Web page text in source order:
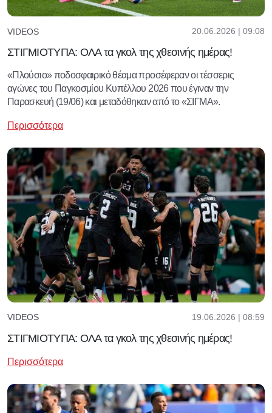
VIDEOS 20.06.2026 | 09:08
ΣΤΙΓΜΙΟΤΥΠΑ: ΟΛΑ τα γκολ της χθεσινής ημέρας!
«Πλούσιο» ποδοσφαιρικό θέαμα προσέφεραν οι τέσσερις
αγώνες του Παγκοσμίου Κυπέλλου 2026 που έγιναν την
Παρασκευή (19/06) και μεταδόθηκαν από το «ΣΙΓΜΑ».
Περισσότερα
VIDEOS 19.06.2026 | 08:59
ΣΤΙΓΜΙΟΤΥΠΑ: ΟΛΑ τα γκολ της χθεσινής ημέρας!
Περισσότερα